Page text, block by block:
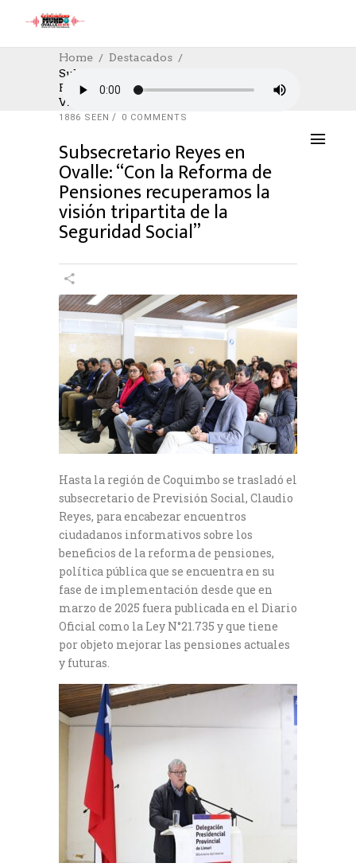
Home
Destacados
Subsecretario Reyes En Ovalle: “Con La
Reforma De Pensiones Recuperamos La
Visión Tripartita De La Seguridad Social”
DESTACADOS SOCIAL,UNCATEGORIZED
11/08/2025
1886 SEEN
0 COMMENTS
Subsecretario Reyes en
Ovalle: “Con la Reforma de
Pensiones recuperamos la
visión tripartita de la
Seguridad Social”
Hasta la región de Coquimbo se trasladó el
subsecretario de Previsión Social, Claudio
Reyes, para encabezar encuentros
ciudadanos informativos sobre los
beneficios de la reforma de pensiones,
política pública que se encuentra en su
fase de implementación desde que en
marzo de 2025 fuera publicada en el Diario
Oficial como la Ley N°21.735 y que tiene
por objeto mejorar las pensiones actuales
y futuras.